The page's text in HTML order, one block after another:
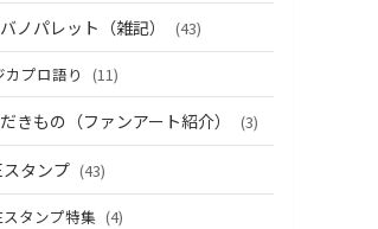
ノパレット（雑記） (43)
カプロ語り (11)
きもの（ファンアート紹介） (3)
タンプ (43)
スタンプ特集 (4)